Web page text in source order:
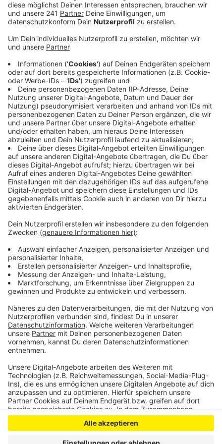
Anzeige
Meter entfernte Wahlkampfkundgebung der
rechten Gruppierung “Aufbruch Lev”.
Anzeige
Mit lauten Trillerpfeiffen und Rufen haben die
Demonstranten von “Fridays for future”, “Lev ist bunt”
und der Vereinigung “Inter-Lev" ein Zeichen gegen
Rechts gesetzt. Um den Abstand einzuhalten, hatten
sie zuvor Kreidemarkierungen auf dem Boden
hinterlassen, sodass auch alles Corona-konform
abläuft.
Der Polizei zufolge ist vor Ort alles soweit friedlich
verlaufen, es gab keine Ausschreitungen.
Sehr viel weniger Menschen hatten sich bei der
rechten Gruppierung “Aufbruch Leverkusen”
Wahlkampfkundgebung aufgetaucht.
Anzeige
Anzeige